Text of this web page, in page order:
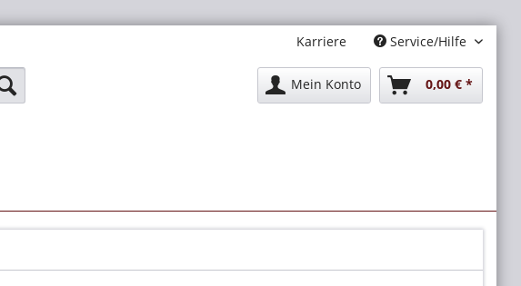
Karriere Service/Hilfe
Mein Konto 0,00 € *